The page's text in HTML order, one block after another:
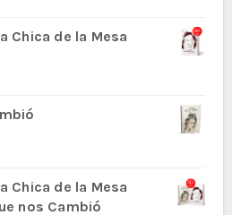
Chica de la Mesa
Chica de la Mesa
nos Cambió